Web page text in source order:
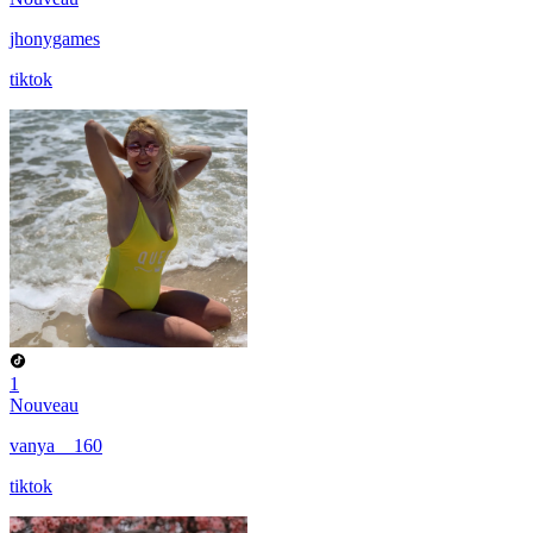
jhonygames
tiktok
1
Nouveau
vanya__160
tiktok